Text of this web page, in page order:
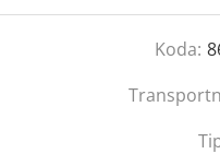
Koda: